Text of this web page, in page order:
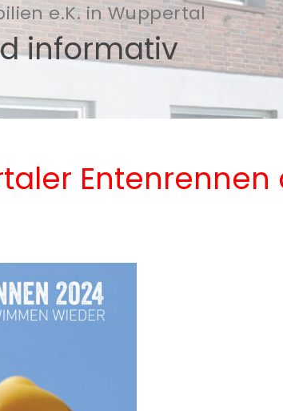
e.K. in Wuppertal
informativ
Entenrennen